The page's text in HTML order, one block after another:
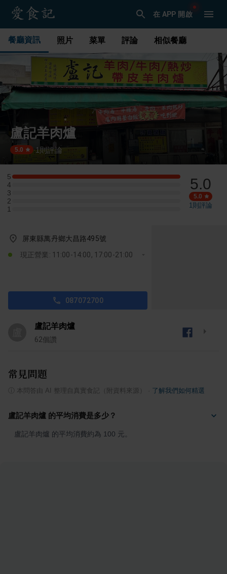
在 APP 開啟
餐廳資訊 照片 菜單 評論 相似餐廳
盧記羊肉爐
5.0 ·1 則評論
5
5 星：1 則評論
4
4 星：0 則評論
3
3 星：0 則評論
2
2 星：0 則評論
1
1 星：0 則評論
5.0
5.0
1則評論
屏東縣萬丹鄉大昌路495號
現正營業: 11:00-14:00, 17:00-21:00
087072700
盧記羊肉爐
62個讚
常見問題
本問答由 AI 整理自真實食記（附資料來源） 了解我們如何精選
盧記羊肉爐 的平均消費是多少？
盧記羊肉爐 的平均消費約為 100 元。